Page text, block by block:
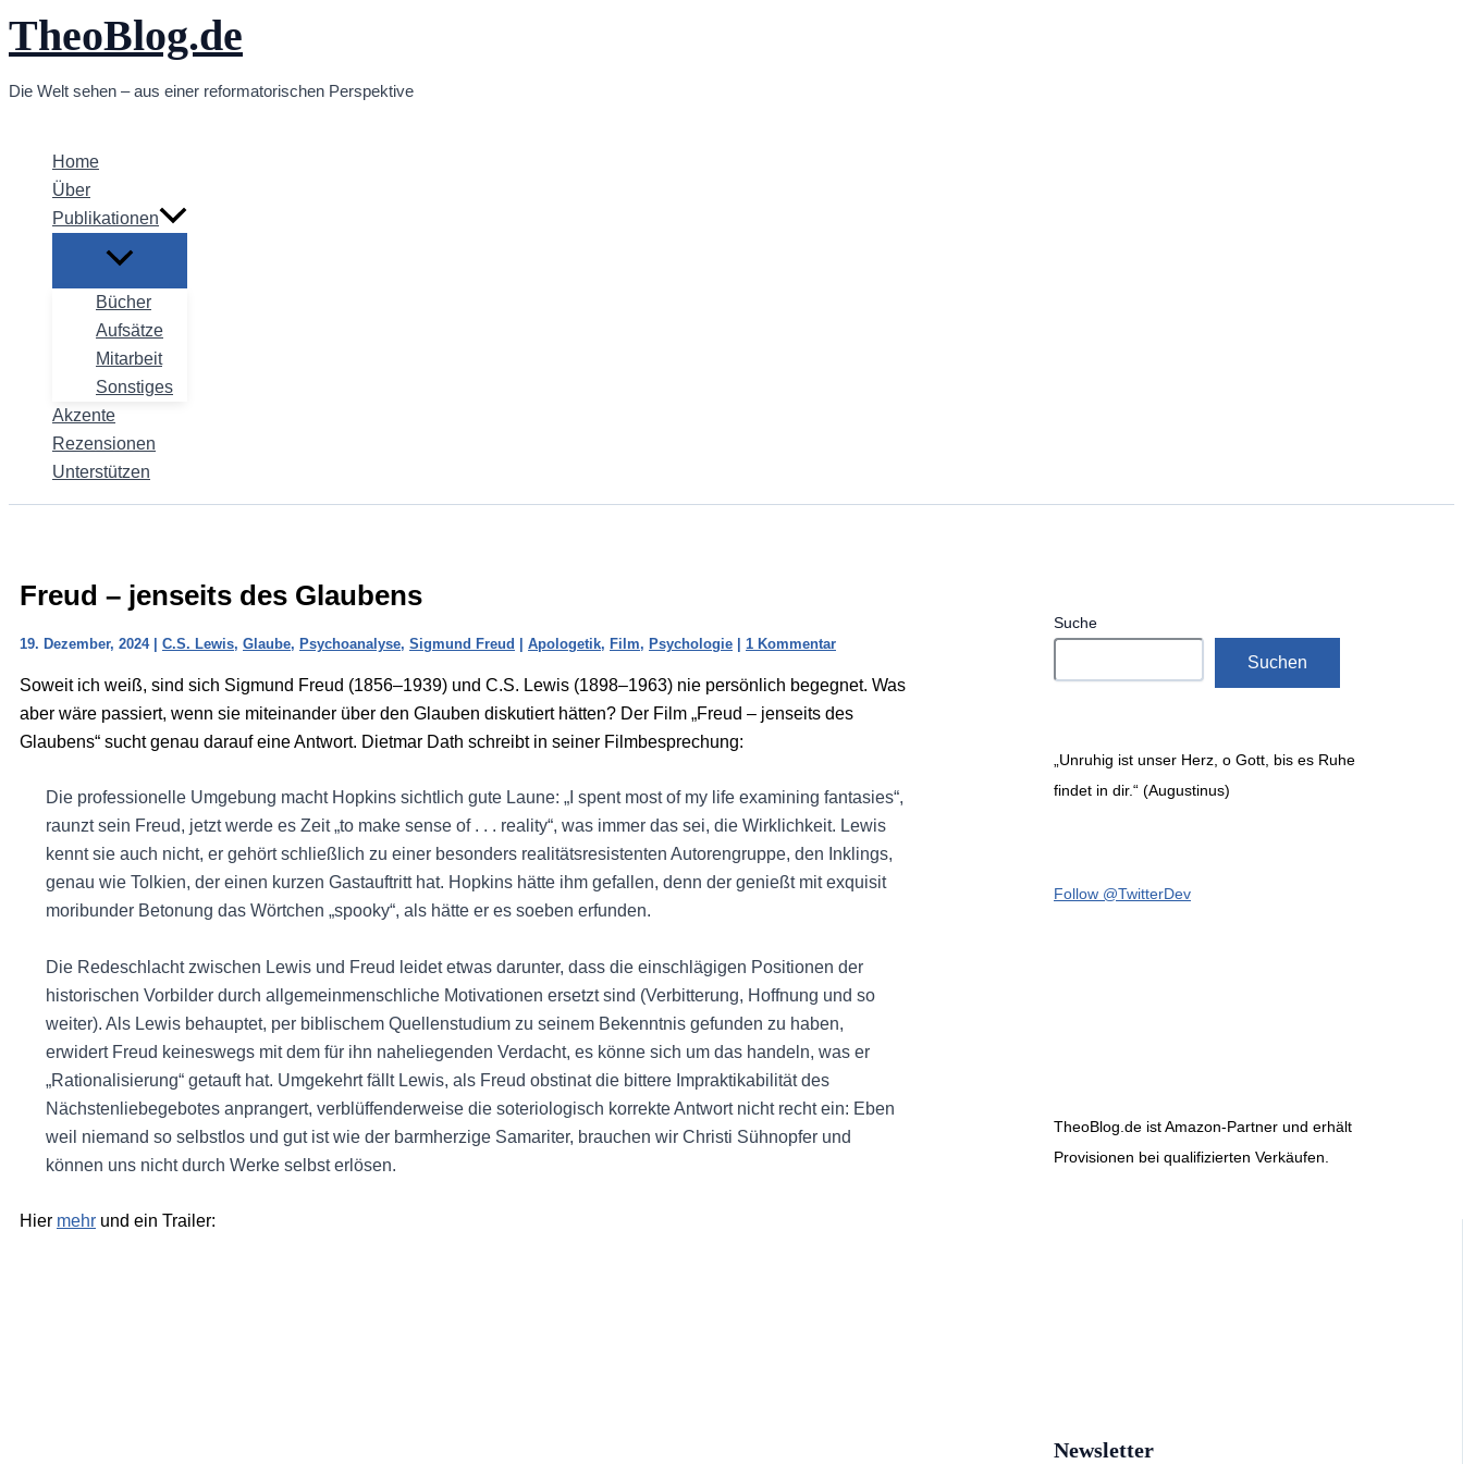
Zum
Inhalt
TheoBlog.de
Die Welt sehen – aus einer reformatorischen Perspektive
Home
Über
Publikationen
Bücher
Aufsätze
Mitarbeit
Sonstiges
Akzente
Rezensionen
Unterstützen
Freud – jenseits des Glaubens
19. Dezember, 2024 | C.S. Lewis, Glaube, Psychoanalyse, Sigmund Freud | Apologetik, Film, Psychologie | 1 Kommentar
Soweit ich weiß, sind sich Sigmund Freud (1856–1939) und C.S. Lewis (1898–1963) nie persönlich begegnet. Was
aber wäre passiert, wenn sie miteinander über den Glauben diskutiert hätten? Der Film „Freud – jenseits des
Glaubens“ sucht genau darauf eine Antwort. Dietmar Dath schreibt in seiner Filmbesprechung:
Die professionelle Umgebung macht Hopkins sichtlich gute Laune: „I spent most of my life examining fantasies“,
raunzt sein Freud, jetzt werde es Zeit „to make sense of . . . reality“, was immer das sei, die Wirklichkeit. Lewis
kennt sie auch nicht, er gehört schließlich zu einer besonders realitätsresistenten Autorengruppe, den Inklings,
genau wie Tolkien, der einen kurzen Gastauftritt hat. Hopkins hätte ihm gefallen, denn der genießt mit exquisit
moribunder Betonung das Wörtchen „spooky“, als hätte er es soeben erfunden.
Die Redeschlacht zwischen Lewis und Freud leidet etwas darunter, dass die einschlägigen Positionen der
historischen Vorbilder durch allgemeinmenschliche Motivationen ersetzt sind (Verbitterung, Hoffnung und so
weiter). Als Lewis behauptet, per biblischem Quellenstudium zu seinem Bekenntnis gefunden zu haben,
erwidert Freud keineswegs mit dem für ihn naheliegenden Verdacht, es könne sich um das handeln, was er
„Rationalisierung“ getauft hat. Umgekehrt fällt Lewis, als Freud obstinat die bittere Impraktikabilität des
Nächstenliebegebotes anprangert, verblüffenderweise die soteriologisch korrekte Antwort nicht recht ein: Eben
weil niemand so selbstlos und gut ist wie der barmherzige Samariter, brauchen wir Christi Sühnopfer und
können uns nicht durch Werke selbst erlösen.
Hier mehr und ein Trailer:
Suche
Suchen
„Unruhig ist unser Herz, o Gott, bis es Ruhe
findet in dir.“ (Augustinus)
Follow @TwitterDev
TheoBlog.de ist Amazon-Partner und erhält
Provisionen bei qualifizierten Verkäufen.
Newsletter